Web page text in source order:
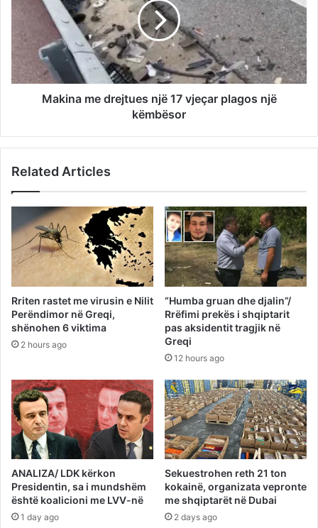
Makina me drejtues një 17 vjeçar plagos një
këmbësor
Related Articles
Rriten rastet me virusin e Nilit
Perëndimor në Greqi,
shënohen 6 viktima
2 hours ago
“Humba gruan dhe djalin”/
Rrëfimi prekës i shqiptarit
pas aksidentit tragjik në
Greqi
12 hours ago
ANALIZA/ LDK kërkon
Presidentin, sa i mundshëm
është koalicioni me LVV-në
1 day ago
Sekuestrohen reth 21 ton
kokainë, organizata vepronte
me shqiptarët në Dubai
2 days ago